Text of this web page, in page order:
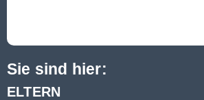
Sie sind hier:
ELTERN